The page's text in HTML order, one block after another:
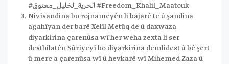
#Freedom_Khalil_Maatouk
Nivîsandina bo rojnameyên li bajarê te û şandina
agahîyan der barê Xelîl Metûq de û daxwaza
diyarkirina çarenûsa wî her weha zexta li ser
desthilatên Sûrîyeyî bo diyarkirina demlidest û bê şert
û merc a çarenûsa wî û hevkarê wî Mihemed Zaza û